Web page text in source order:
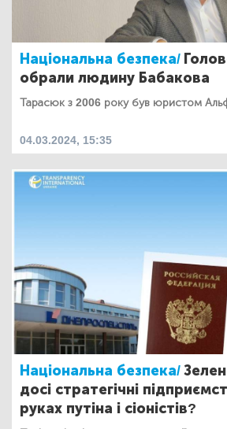
Національна безпека/
обрали людину Бабакова
Тарасюк з 2006 року був юристом
04.03.2024, 15:35
Національна безпека/
досі стратегічні
руках путіна і сіоністів?